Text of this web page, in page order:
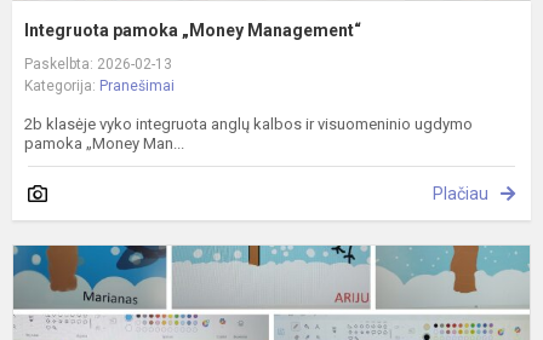
Integruota pamoka „Money Management“
Paskelbta: 2026-02-13
Kategorija: Pranešimai
2b klasėje vyko integruota anglų kalbos ir visuomeninio ugdymo
pamoka „Money Man...
Plačiau